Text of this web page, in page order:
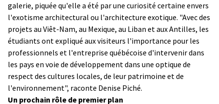
galerie, piquée qu'elle a été par une curiosité certaine envers
l'exotisme architectural ou l'architecture exotique. "Avec des
projets au Viêt-Nam, au Mexique, au Liban et aux Antilles, les
étudiants ont expliqué aux visiteurs l'importance pour les
professionnels et l'entreprise québécoise d'intervenir dans
les pays en voie de développement dans une optique de
respect des cultures locales, de leur patrimoine et de
l'environnement", raconte Denise Piché.
Un prochain rôle de premier plan